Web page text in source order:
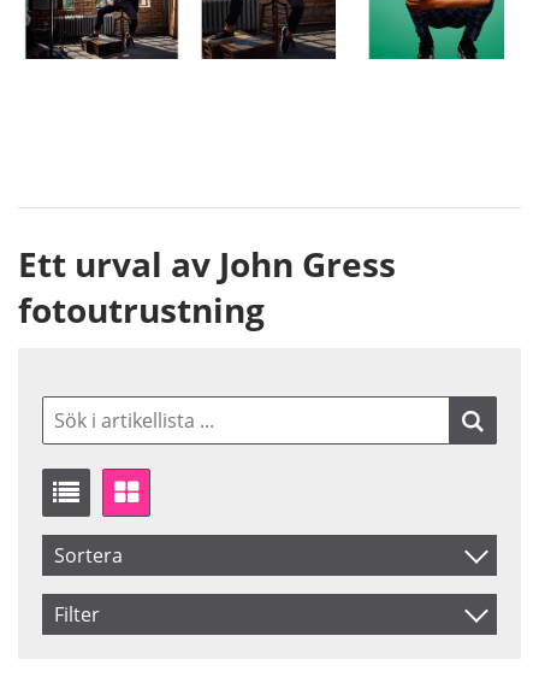
Ett urval av John Gress
fotoutrustning
Sortera
Artikelkod
Filter